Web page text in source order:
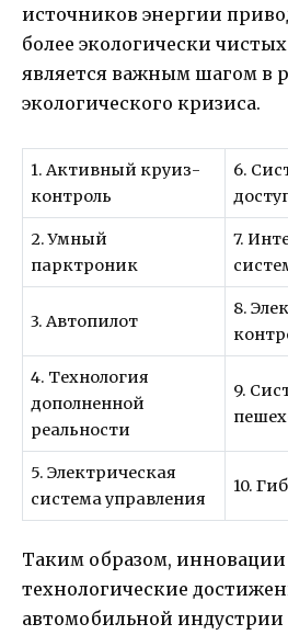
источников энергии
более экологически
является важным шагом в
экологического кризиса.
1. Активный круиз-
контроль
6.
2. Умный
парктроник
7.
3. Автопилот
8.
4. Технология
дополненной
реальности
9.
5. Электрическая
система управления
10.
Таким образом,
технологические
автомобильной